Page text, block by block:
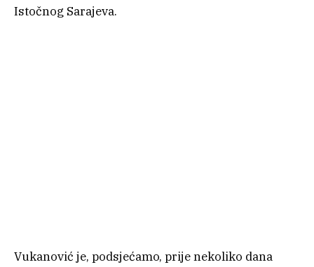
Istočnog Sarajeva.
Vukanović je, podsjećamo, prije nekoliko dana